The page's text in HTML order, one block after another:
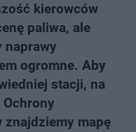
kierowców
paliwa, ale
naprawy
ogromne. Aby
stacji, na
mapę